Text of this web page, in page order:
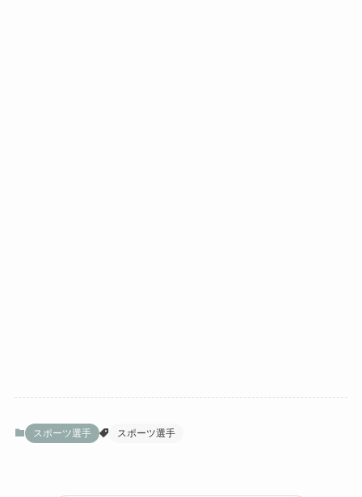
スポーツ選手 スポーツ選手